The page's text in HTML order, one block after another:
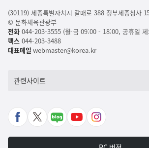
(30119) 세종특별자치시 갈매로 388 정부세종청사
© 문화체육관광부
전화044-203-3555 (월-금 09:00 - 18:00, 공휴일
팩스044-203-3488
대표메일 webmaster@korea.kr
관련사이트
페
X
네
유
인
타